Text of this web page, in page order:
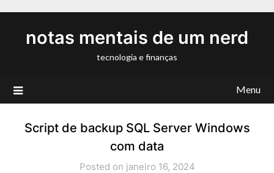
contentnotas mentais de um nerd
tecnologia e finanças
Menu
Script de backup SQL Server Windows
com data
Posted on janeiro 16, 2024